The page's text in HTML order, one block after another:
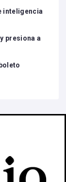
inteligencia
presiona a